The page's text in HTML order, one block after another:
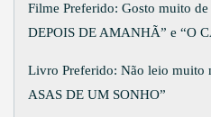
Filme Preferido: Gosto muito
DEPOIS DE AMANHÃ” e “O
Livro Preferido: Não leio muito
ASAS DE UM SONHO”